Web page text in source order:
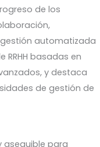
de los
automatizada
basadas en
y destaca
de gestión de
asequible para